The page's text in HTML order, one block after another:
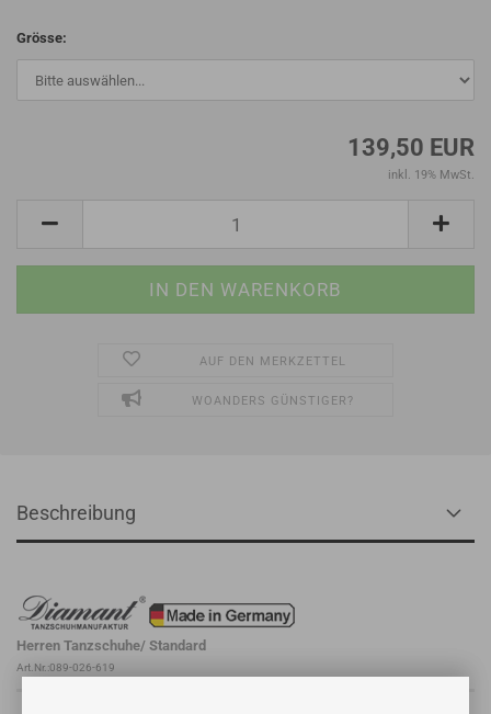
Grösse:
139,50 EUR
inkl. 19% MwSt.
AUF DEN MERKZETTEL
WOANDERS GÜNSTIGER?
Beschreibung
Herren Tanzschuhe/ Standard
Art.Nr.:089-026-619